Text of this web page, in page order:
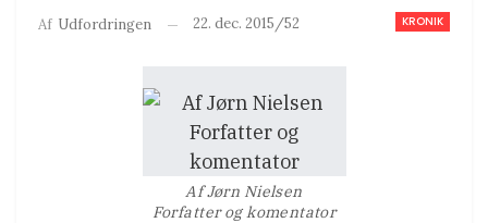
KRONIK
Af Udfordringen 22. dec. 2015/52
Af Jørn Nielsen
Forfatter og komentator